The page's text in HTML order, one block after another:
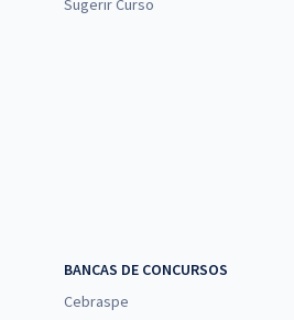
Sugerir Curso
BANCAS DE CONCURSOS
Cebraspe